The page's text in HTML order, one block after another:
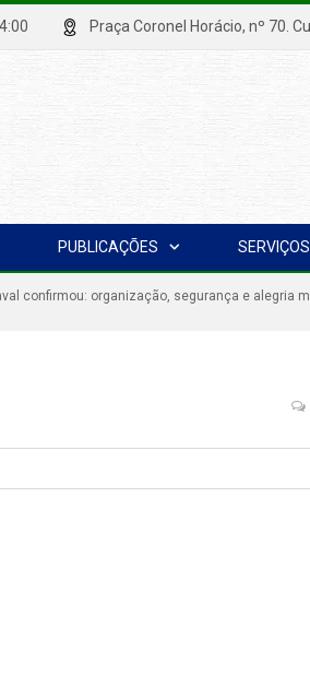
14:00 Praça Coronel Horácio, nº
PUBLICAÇÕES SERVIÇOS
confirmou: organização, segurança e alegria